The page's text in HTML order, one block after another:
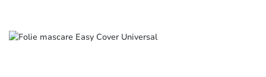
Slide 1 of 1